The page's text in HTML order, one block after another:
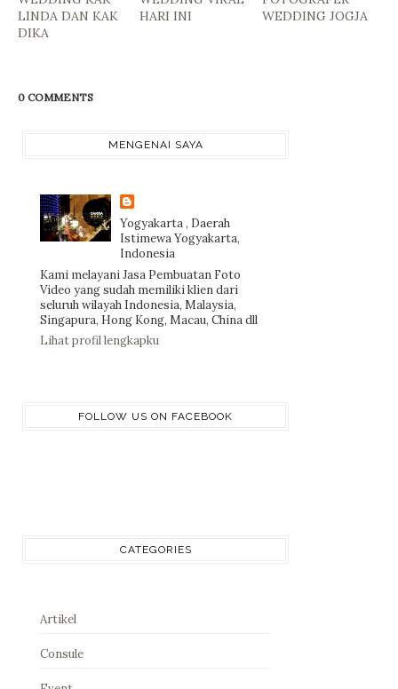
LINDA DAN KAK
DIKA
HARI INI
WEDDING JOGJA
0 COMMENTS
MENGENAI SAYA
Yogyakarta , Daerah
Istimewa Yogyakarta,
Indonesia
Kami melayani Jasa Pembuatan Foto
Video yang sudah memiliki klien dari
seluruh wilayah Indonesia, Malaysia,
Singapura, Hong Kong, Macau, China dll
Lihat profil lengkapku
FOLLOW US ON FACEBOOK
CATEGORIES
Artikel
Consule